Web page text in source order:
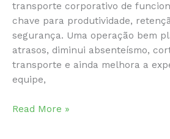
transporte corporativo de
chave para produtividade,
segurança. Uma operação bem
atrasos, diminui absenteísmo,
transporte e ainda melhora a
equipe,
Empresa
Read More »